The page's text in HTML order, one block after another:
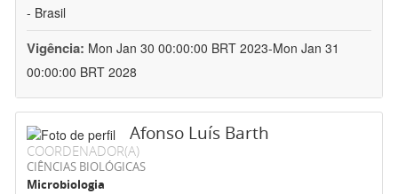
- Brasil
Vigência: Mon Jan 30 00:00:00 BRT 2023-Mon Jan 31
00:00:00 BRT 2028
Afonso Luís Barth
COORDENADOR(A)
CIÊNCIAS BIOLÓGICAS
Microbiologia